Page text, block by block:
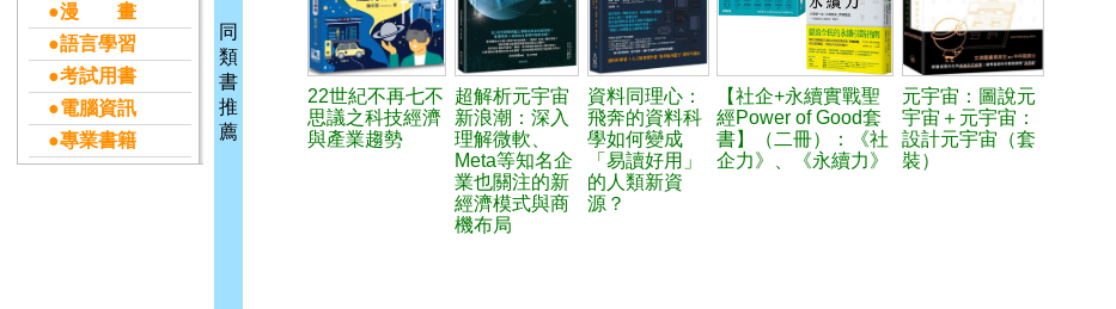
●漫 畫
●語言學習
●考試用書
●電腦資訊
●專業書籍
同
類
書
推
薦
22世紀不再七不
思議之科技經濟
與產業趨勢
超解析元宇宙
新浪潮：深入
理解微軟、
Meta等知名企
業也關注的新
經濟模式與商
機布局
資料同理心：
飛奔的資料科
學如何變成
「易讀好用」
的人類新資
源？
【社企+永續實戰聖
經Power of Good套
書】（二冊）：《社
企力》、《永續力》
元宇宙：圖說元
宇宙＋元宇宙：
設計元宇宙（套
裝）